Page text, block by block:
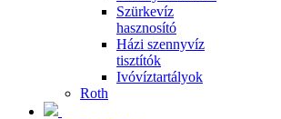
Szürkevíz
hasznosító
Házi szennyvíz
tisztítók
Ivóvíztartályok
Roth